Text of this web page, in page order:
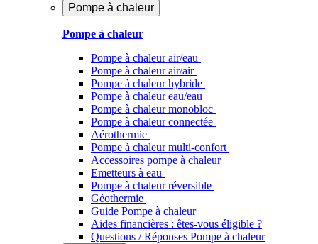
Pompe à chaleur
Pompe à chaleur
Pompe à chaleur air/eau
Pompe à chaleur air/air
Pompe à chaleur hybride
Pompe à chaleur​ eau/eau
Pompe à chaleur monobloc
Pompe à chaleur connectée
Aérothermie
Pompe à chaleur multi-confort
Accessoires pompe à chaleur
Emetteurs à eau
Pompe à chaleur réversible
Géothermie
Guide Pompe à chaleur
Aides financières : êtes-vous éligible ?
Questions / Réponses Pompe à chaleur